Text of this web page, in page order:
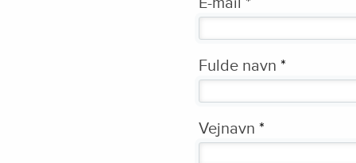
Fulde navn *
Vejnavn *